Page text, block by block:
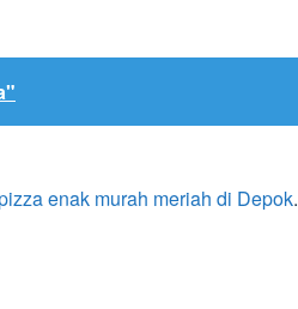
enak murah meriah di Depok.